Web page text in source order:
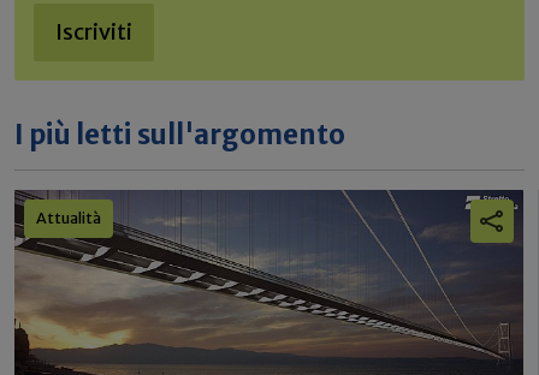
Iscriviti
I più letti sull'argomento
Attualità